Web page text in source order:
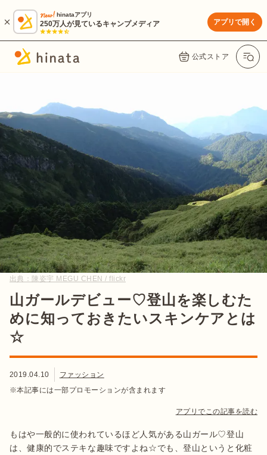
hinataアプリ
250万人が見ているキャンプメディア アプリで開く
公式ストア
出典： 陳姿宇 MEGU CHEN / flickr
山ガールデビュー♡登山を楽しむた
めに知っておきたいスキンケアとは
☆
2019.04.10
ファッション
※本記事には一部プロモーションが含まれます
アプリでこの記事を読む
もはや一般的に使われているほど人気がある山ガール♡登山
は、健康的でステキな趣味ですよね☆でも、登山というと化粧